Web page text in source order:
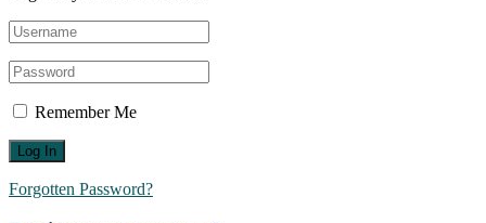
Remember Me
Forgotten Password?